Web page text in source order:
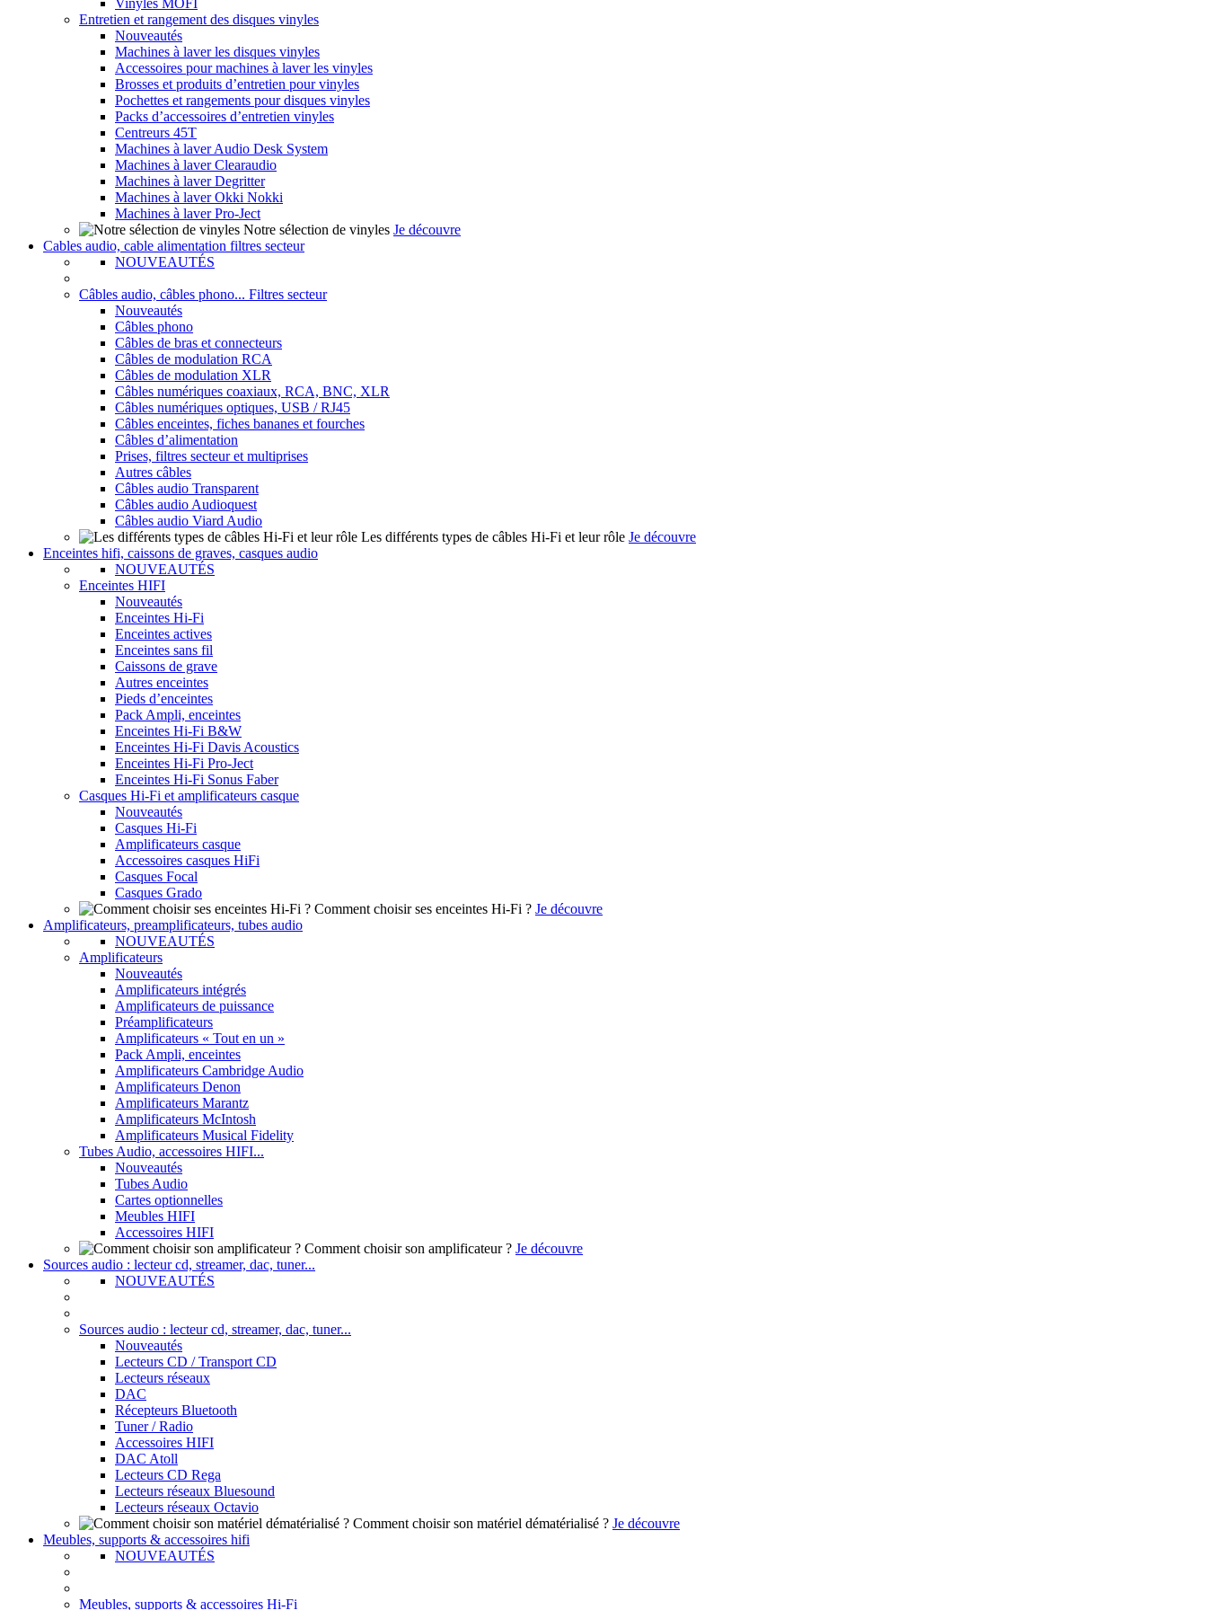
Vinyles MOFI
Entretien et rangement des disques vinyles
Nouveautés
Machines à laver les disques vinyles
Accessoires pour machines à laver les vinyles
Brosses et produits d’entretien pour vinyles
Pochettes et rangements pour disques vinyles
Packs d’accessoires d’entretien vinyles
Centreurs 45T
Machines à laver Audio Desk System
Machines à laver Clearaudio
Machines à laver Degritter
Machines à laver Okki Nokki
Machines à laver Pro-Ject
Notre sélection de vinyles Je découvre
Cables audio, cable alimentation filtres secteur
NOUVEAUTÉS
Câbles audio, câbles phono... Filtres secteur
Nouveautés
Câbles phono
Câbles de bras et connecteurs
Câbles de modulation RCA
Câbles de modulation XLR
Câbles numériques coaxiaux, RCA, BNC, XLR
Câbles numériques optiques, USB / RJ45
Câbles enceintes, fiches bananes et fourches
Câbles d’alimentation
Prises, filtres secteur et multiprises
Autres câbles
Câbles audio Transparent
Câbles audio Audioquest
Câbles audio Viard Audio
Les différents types de câbles Hi-Fi et leur rôle Je découvre
Enceintes hifi, caissons de graves, casques audio
NOUVEAUTÉS
Enceintes HIFI
Nouveautés
Enceintes Hi-Fi
Enceintes actives
Enceintes sans fil
Caissons de grave
Autres enceintes
Pieds d’enceintes
Pack Ampli, enceintes
Enceintes Hi-Fi B&W
Enceintes Hi-Fi Davis Acoustics
Enceintes Hi-Fi Pro-Ject
Enceintes Hi-Fi Sonus Faber
Casques Hi-Fi et amplificateurs casque
Nouveautés
Casques Hi-Fi
Amplificateurs casque
Accessoires casques HiFi
Casques Focal
Casques Grado
Comment choisir ses enceintes Hi-Fi ? Je découvre
Amplificateurs, preamplificateurs, tubes audio
NOUVEAUTÉS
Amplificateurs
Nouveautés
Amplificateurs intégrés
Amplificateurs de puissance
Préamplificateurs
Amplificateurs « Tout en un »
Pack Ampli, enceintes
Amplificateurs Cambridge Audio
Amplificateurs Denon
Amplificateurs Marantz
Amplificateurs McIntosh
Amplificateurs Musical Fidelity
Tubes Audio, accessoires HIFI...
Nouveautés
Tubes Audio
Cartes optionnelles
Meubles HIFI
Accessoires HIFI
Comment choisir son amplificateur ? Je découvre
Sources audio : lecteur cd, streamer, dac, tuner...
NOUVEAUTÉS
Sources audio : lecteur cd, streamer, dac, tuner...
Nouveautés
Lecteurs CD / Transport CD
Lecteurs réseaux
DAC
Récepteurs Bluetooth
Tuner / Radio
Accessoires HIFI
DAC Atoll
Lecteurs CD Rega
Lecteurs réseaux Bluesound
Lecteurs réseaux Octavio
Comment choisir son matériel dématérialisé ? Je découvre
Meubles, supports & accessoires hifi
NOUVEAUTÉS
Meubles, supports & accessoires Hi-Fi